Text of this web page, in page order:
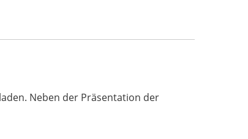
Neben der Präsentation der